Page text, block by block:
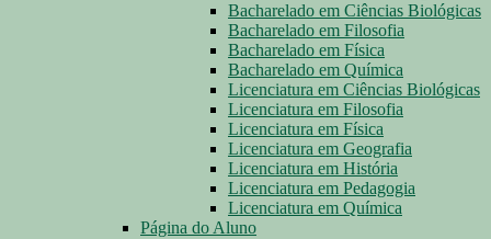
Bacharelado em Ciências Biológicas
Bacharelado em Filosofia
Bacharelado em Física
Bacharelado em Química
Licenciatura em Ciências Biológicas
Licenciatura em Filosofia
Licenciatura em Física
Licenciatura em Geografia
Licenciatura em História
Licenciatura em Pedagogia
Licenciatura em Química
Página do Aluno